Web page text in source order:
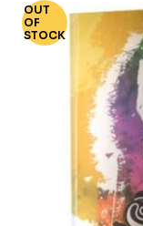
OUT
OF
STOCK